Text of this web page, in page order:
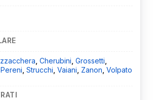
Cherubini Grossetti
Pereni Strucchi Vaiani Zanon Volpato